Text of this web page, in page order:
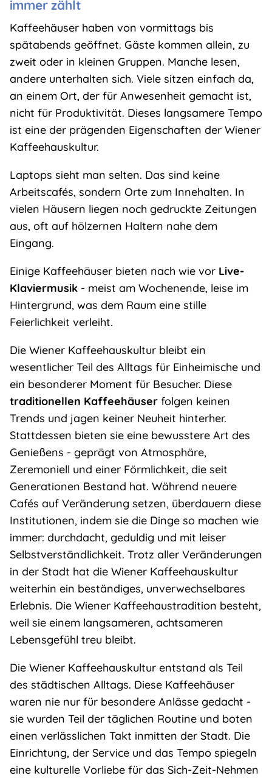
immer zählt
Kaffeehäuser haben von vormittags bis
spätabends geöffnet. Gäste kommen allein, zu
zweit oder in kleinen Gruppen. Manche lesen,
andere unterhalten sich. Viele sitzen einfach da,
an einem Ort, der für Anwesenheit gemacht ist,
nicht für Produktivität. Dieses langsamere Tempo
ist eine der prägenden Eigenschaften der Wiener
Kaffeehauskultur.
Laptops sieht man selten. Das sind keine
Arbeitscafés, sondern Orte zum Innehalten. In
vielen Häusern liegen noch gedruckte Zeitungen
aus, oft auf hölzernen Haltern nahe dem
Eingang.
Einige Kaffeehäuser bieten nach wie vor Live-
Klaviermusik- meist am Wochenende, leise im
Hintergrund, was dem Raum eine stille
Feierlichkeit verleiht.
Die Wiener Kaffeehauskultur bleibt ein
wesentlicher Teil des Alltags für Einheimische und
ein besonderer Moment für Besucher. Diese
traditionellen Kaffeehäuserfolgen keinen
Trends und jagen keiner Neuheit hinterher.
Stattdessen bieten sie eine bewusstere Art des
Genießens - geprägt von Atmosphäre,
Zeremoniell und einer Förmlichkeit, die seit
Generationen Bestand hat. Während neuere
Cafés auf Veränderung setzen, überdauern diese
Institutionen, indem sie die Dinge so machen wie
immer: durchdacht, geduldig und mit leiser
Selbstverständlichkeit. Trotz aller Veränderungen
in der Stadt hat die Wiener Kaffeehauskultur
weiterhin ein beständiges, unverwechselbares
Erlebnis. Die Wiener Kaffeehaustradition besteht,
weil sie einem langsameren, achtsameren
Lebensgefühl treu bleibt.
Die Wiener Kaffeehauskultur entstand als Teil
des städtischen Alltags. Diese Kaffeehäuser
waren nie nur für besondere Anlässe gedacht -
sie wurden Teil der täglichen Routine und boten
einen verlässlichen Takt inmitten der Stadt. Die
Einrichtung, der Service und das Tempo spiegeln
eine kulturelle Vorliebe für das Sich-Zeit-Nehmen